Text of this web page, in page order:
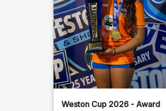
Weston Cup 2026 - Award